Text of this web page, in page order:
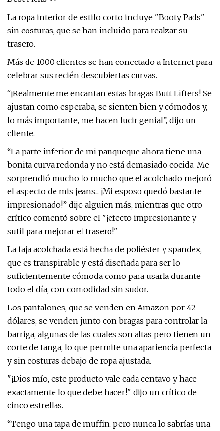
La ropa interior de estilo corto incluye "Booty Pads"
sin costuras, que se han incluido para realzar su
trasero.
Más de 1000 clientes se han conectado a Internet para
celebrar sus recién descubiertas curvas.
“¡Realmente me encantan estas bragas Butt Lifters! Se
ajustan como esperaba, se sienten bien y cómodos y,
lo más importante, me hacen lucir genial”, dijo un
cliente.
“La parte inferior de mi panqueque ahora tiene una
bonita curva redonda y no está demasiado cocida. Me
sorprendió mucho lo mucho que el acolchado mejoró
el aspecto de mis jeans... ¡Mi esposo quedó bastante
impresionado!” dijo alguien más, mientras que otro
crítico comentó sobre el "¡efecto impresionante y
sutil para mejorar el trasero!"
La faja acolchada está hecha de poliéster y spandex,
que es transpirable y está diseñada para ser lo
suficientemente cómoda como para usarla durante
todo el día, con comodidad sin sudor.
Los pantalones, que se venden en Amazon por 42
dólares, se venden junto con bragas para controlar la
barriga, algunas de las cuales son altas pero tienen un
corte de tanga, lo que permite una apariencia perfecta
y sin costuras debajo de ropa ajustada.
"¡Dios mío, este producto vale cada centavo y hace
exactamente lo que debe hacer!" dijo un crítico de
cinco estrellas.
“Tengo una tapa de muffin, pero nunca lo sabrías una